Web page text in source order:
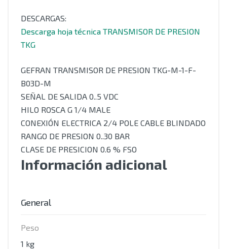
DESCARGAS:
Descarga hoja técnica TRANSMISOR DE PRESION
TKG
GEFRAN TRANSMISOR DE PRESION TKG-M-1-F-
B03D-M
SEÑAL DE SALIDA 0..5 VDC
HILO ROSCA G 1/4 MALE
CONEXIÓN ELECTRICA 2/4 POLE CABLE BLINDADO
RANGO DE PRESION 0..30 BAR
CLASE DE PRESICION 0.6 % FSO
Información adicional
General
Peso
1 kg